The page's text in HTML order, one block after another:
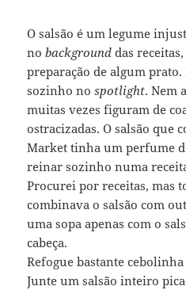
O salsão é um legume
nobackground das
preparação de algum
sozinho nospotlight. Nem
muitas vezes figuram de
ostracizadas. O salsão que
Market tinha um perfume
reinar sozinho numa
Procurei por receitas, mas
combinava o salsão com
uma sopa apenas com o
cabeça.
Refogue bastante
Junte um salsão inteiro